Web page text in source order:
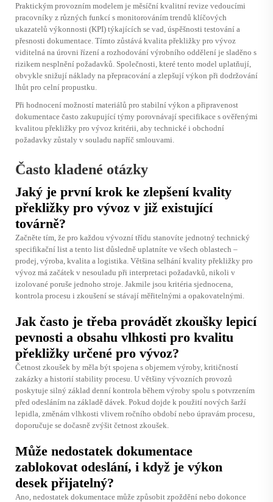
Praktickým provozním modelem je měsíční kvalitní revize vedoucími
pracovníky z různých funkcí s monitorováním trendů klíčových
ukazatelů výkonnosti (KPI) týkajících se vad, úspěšnosti testování a
přesnosti dokumentace. Tímto zůstává kvalita překližky pro vývoz
viditelná na úrovni řízení a rozhodování výrobního oddělení je sladěno s
rizikem nesplnění požadavků. Společnosti, které tento model uplatňují,
obvykle snižují náklady na přepracování a zlepšují výkon při dodržování
lhůt pro celní propustku.
Při hodnocení možností materiálů pro stabilní výkon a připravenost
dokumentace často zakupující týmy porovnávají specifikace s ověřenými
kvalitou překližky pro vývoz kritérii, aby technické i obchodní
požadavky zůstaly v souladu napříč smlouvami.
Často kladené otázky
Jaký je první krok ke zlepšení kvality
překližky pro vývoz v již existující
továrně?
Začněte tím, že pro každou vývozní třídu stanovíte jednotný technický
specifikační list a tento list důsledně uplatníte ve všech oblastech –
prodej, výroba, kvalita a logistika. Většina selhání kvality překližky pro
vývoz má začátek v nesouladu při interpretaci požadavků, nikoli v
izolované poruše jednoho stroje. Jakmile jsou kritéria sjednocena,
kontrola procesu i zkoušení se stávají měřitelnými a opakovatelnými.
Jak často je třeba provádět zkoušky lepicí
pevnosti a obsahu vlhkosti pro kvalitu
překližky určené pro vývoz?
Četnost zkoušek by měla být spojena s objemem výroby, kritičností
zakázky a historií stability procesu. U většiny vývozních provozů
poskytuje silný základ denní kontrola během výroby spolu s potvrzením
před odesláním na základě dávek. Pokud dojde k použití nových šarží
lepidla, změnám vlhkosti vlivem ročního období nebo úpravám procesu,
doporučuje se dočasně zvýšit četnost zkoušek.
Může nedostatek dokumentace
zablokovat odeslání, i když je výkon
desek přijatelný?
Ano, nedostatek dokumentace může způsobit zpoždění nebo dokonce